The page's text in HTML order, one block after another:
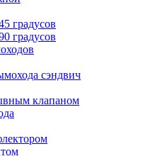
градусов
градусов
сэндвич
клапаном